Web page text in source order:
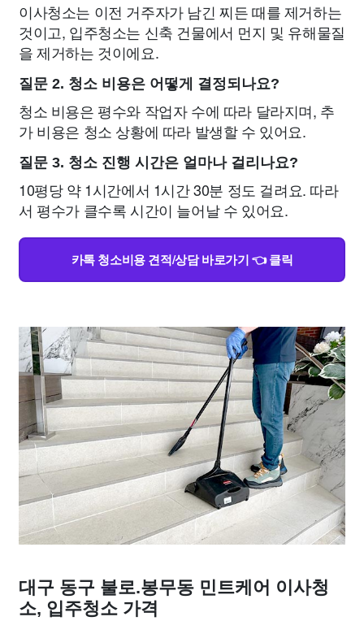
이사청소는 이전 거주자가 남긴 찌든 때를 제거하는
것이고, 입주청소는 신축 건물에서 먼지 및 유해물질
을 제거하는 것이에요.
질문 2. 청소 비용은 어떻게 결정되나요?
청소 비용은 평수와 작업자 수에 따라 달라지며, 추
가 비용은 청소 상황에 따라 발생할 수 있어요.
질문 3. 청소 진행 시간은 얼마나 걸리나요?
10평당 약 1시간에서 1시간 30분 정도 걸려요. 따라
서 평수가 클수록 시간이 늘어날 수 있어요.
카톡 청소비용 견적/상담 바로가기 👈 클릭
대구 동구 불로.봉무동 민트케어 이사청
소, 입주청소 가격